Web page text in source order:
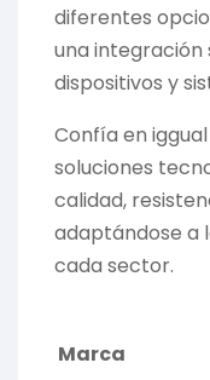
diferentes
una integración
dispositivos y
Confía en
soluciones
calidad,
adaptándose a
cada sector.
Marca